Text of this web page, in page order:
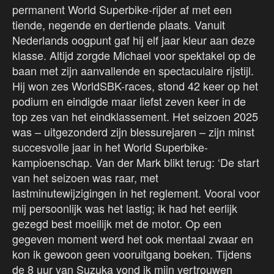
permanent World Superbike-rijder af met een
tiende, negende en dertiende plaats. Vanuit
Nederlands oogpunt gaf hij elf jaar kleur aan deze
klasse. Altijd zorgde Michael voor spektakel op de
baan met zijn aanvallende en spectaculaire rijstijl.
Hij won zes WorldSBK-races, stond 42 keer op het
podium en eindigde maar liefst zeven keer in de
top zes van het eindklassement. Het seizoen 2025
was – uitgezonderd zijn blessurejaren – zijn minst
succesvolle jaar in het World Superbike-
kampioenschap. Van der Mark blikt terug: ‘De start
van het seizoen was raar, met
lastminutewijzigingen in het reglement. Vooral voor
mij persoonlijk was het lastig; ik had het eerlijk
gezegd best moeilijk met de motor. Op een
gegeven moment werd het ook mentaal zwaar en
kon ik gewoon geen vooruitgang boeken. Tijdens
de 8 uur van Suzuka vond ik mijn vertrouwen